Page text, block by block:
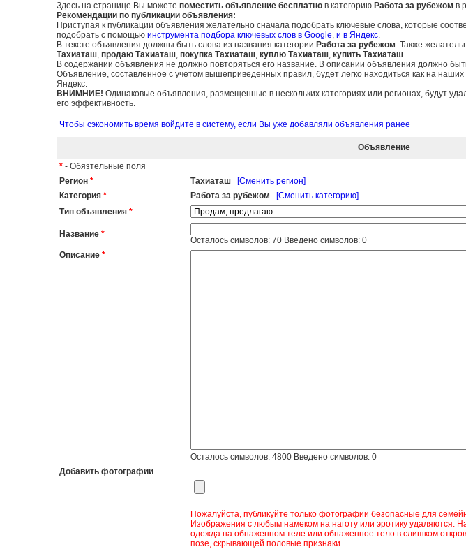
Здесь на странице Вы можете поместить объявление бесплатнов категорию Работа за рубежом в
Рекомендации по публикации объявления:
Приступая к публикации объявления желательно сначала подобрать ключевые слова, которые
подобрать с помощью инструмента подбора ключевых слов в Google, и в Яндекс.
В тексте объявления должны быть слова из названия категории Работа за рубежом. Также
Тахиаташ, продаю Тахиаташ, покупка Тахиаташ, куплю Тахиаташ, купить Тахиаташ.
В содержании объявления не должно повторяться его название. В описании объявления должно
Объявление, составленное с учетом вышеприведенных правил, будет легко находиться как на
Яндекс.
ВНИМНИЕ! Одинаковые объявления, размещенные в нескольких категориях или регионах, будут
его эффективность.
Чтобы сэкономить время войдите в систему, если Вы уже добавляли объявления ранее
Объявление
*- Обязтельные поля
Регион * Тахиаташ
[Сменить регион]
Категория * Работа за рубежом
[Сменить категорию]
Тип объявления *
Название *
Осталось символов: 70Введено символов: 0
Описание *
Осталось символов: 4800Введено символов: 0
Добавить фотографии
Пожалуйста, публикуйте только фотографии безопасные для
Изображения с любым намеком на наготу или эротику удаляются.
одежда на обнаженном теле или обнаженное тело в слишком
позе, скрывающей половые признаки.